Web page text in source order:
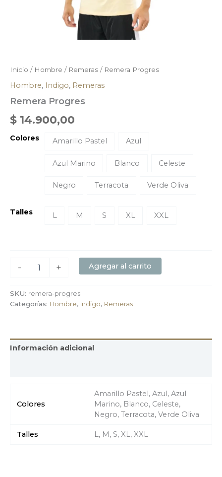
Inicio / Hombre / Remeras / Remera Progres
Hombre, Indigo, Remeras
Remera Progres
$ 14.900,00
Colores Amarillo Pastel Azul
Azul Marino Blanco Celeste
Negro Terracota Verde Oliva
Talles L M S XL XXL
- + Agregar al carrito
SKU: remera-progres
Categorías: Hombre, Indigo, Remeras
Información adicional
Colores
Amarillo Pastel, Azul, Azul
Marino, Blanco, Celeste,
Negro, Terracota, Verde Oliva
Talles L, M, S, XL, XXL